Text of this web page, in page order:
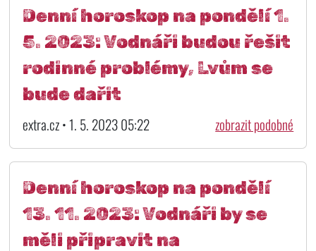
Denní horoskop na pondělí 1.
5. 2023: Vodnáři budou řešit
rodinné problémy, Lvům se
bude dařit
extra.cz • 1. 5. 2023 05:22 zobrazit podobné
Denní horoskop na pondělí
13. 11. 2023: Vodnáři by se
měli připravit na